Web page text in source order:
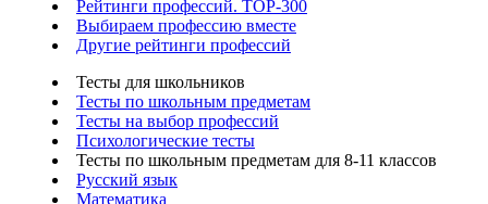
Рейтинги профессий. TOP-300
Выбираем профессию вместе
Другие рейтинги профессий
Тесты для школьников
Тесты по школьным предметам
Тесты на выбор профессий
Психологические тесты
Тесты по школьным предметам для 8-11 классов
Русский язык
Математика